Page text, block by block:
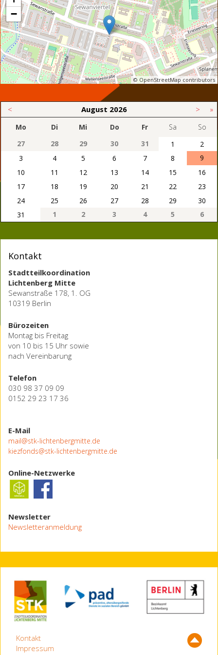
−
© OpenStreetMap contributors
< August 2026 > »
Mo Di Mi Do Fr Sa
So
27
28 29 30 31 1
2
3
4 5 6 7 8
9
10
11 12 13 14 15
16
17
18 19 20 21 22
23
24
25 26 27 28 29
30
31
1 2 3 4 5 6
Kontakt
Stadtteilkoordination
Lichtenberg Mitte
Sewanstraße 178, 1. OG
10319 Berlin
Bürozeiten
Montag bis Freitag
von 10 bis 15 Uhr sowie
nach Vereinbarung
Telefon
030 98 37 09 09
0152 29 23 17 36
E-Mail
mail@stk-lichtenbergmitte.de
kiezfonds@stk-lichtenbergmitte.de
Online-Netzwerke
Newsletter
Newsletteranmeldung
Kontakt
Impressum